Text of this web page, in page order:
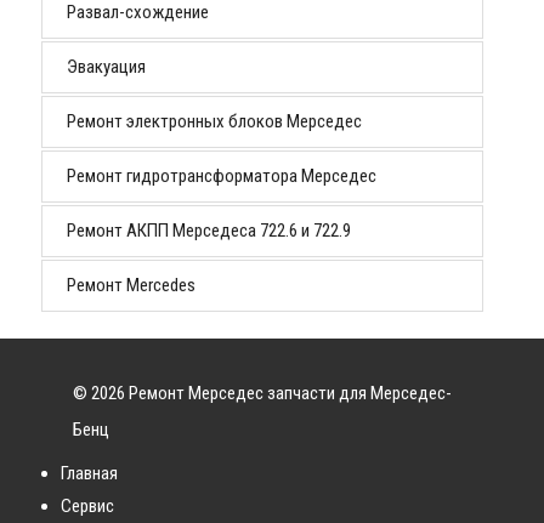
Развал-схождение
Эвакуация
Ремонт электронных блоков Мерседес
Ремонт гидротрансформатора Мерседес
Ремонт АКПП Мерседеса 722.6 и 722.9
Ремонт Mercedes
© 2026 Ремонт Мерседес запчасти для Мерседес-
Бенц
Главная
Сервис